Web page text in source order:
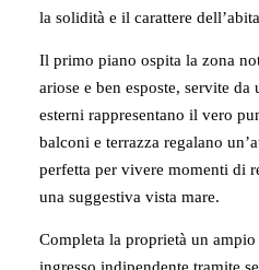
la solidità e il carattere
Il primo piano ospita la zona
ariose e ben esposte, servite
esterni rappresentano il vero
balconi e terrazza regalano
perfetta per vivere momenti di
una suggestiva vista mare.
Completa la proprietà un